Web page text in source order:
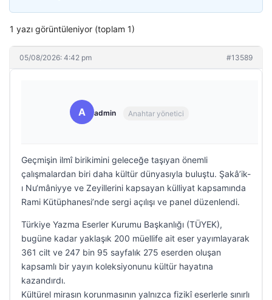
1 yazı görüntüleniyor (toplam 1)
05/08/2026: 4:42 pm #13589
A admin Anahtar yönetici
Geçmişin ilmî birikimini geleceğe taşıyan önemli
çalışmalardan biri daha kültür dünyasıyla buluştu. Şakâ’ik-
ı Nu‘mâniyye ve Zeyillerini kapsayan külliyat kapsamında
Rami Kütüphanesi’nde sergi açılışı ve panel düzenlendi.
Türkiye Yazma Eserler Kurumu Başkanlığı (TÜYEK),
bugüne kadar yaklaşık 200 müellife ait eser yayımlayarak
361 cilt ve 247 bin 95 sayfalık 275 eserden oluşan
kapsamlı bir yayın koleksiyonunu kültür hayatına
kazandırdı.
Kültürel mirasın korunmasının yalnızca fizikî eserlerle sınırlı